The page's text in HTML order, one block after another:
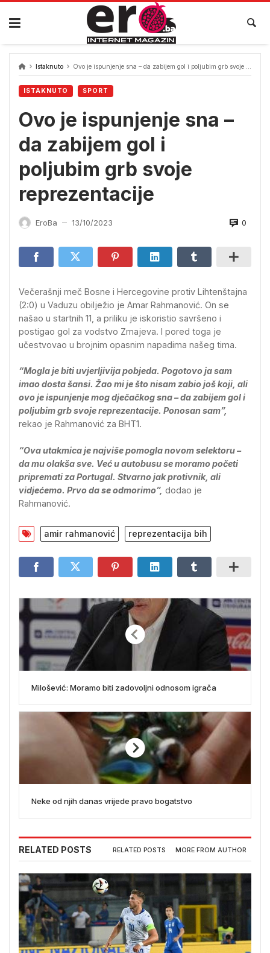
Skip
content
Istaknuto Ovo je ispunjenje sna – da zabijem gol i poljubim grb svoje reprezentacije
ISTAKNUTO SPORT
Ovo je ispunjenje sna –
da zabijem gol i
poljubim grb svoje
reprezentacije
EroBa — 13/10/2023 0
Večerašnji meč Bosne i Hercegovine protiv Lihtenštajna
(2:0) u Vaduzu obilježio je Amar Rahmanović. On se
našao u startnih 11, a priliku je iskoristio savršeno i
postigao gol za vodstvo Zmajeva. I pored toga je
učestvovao u brojnim opasnim napadima našeg tima.
“Mogla je biti uvjerljivija pobjeda. Pogotovo ja sam
imao dosta šansi. Žao mi je što nisam zabio još koji, ali
ovo je ispunjenje mog dječačkog sna – da zabijem gol i
poljubim grb svoje reprezentacije. Ponosan sam”,
rekao je Rahmanović za BHT1.
“Ova utakmica je najviše pomogla novom selektoru –
da mu olakša sve. Već u autobusu se moramo početi
pripremati za Portugal. Stvarno jak protivnik, ali
vidjećemo. Prvo da se odmorimo”, dodao je
Rahmanović.
amir rahmanović reprezentacija bih
Milošević: Moramo biti zadovoljni odnosom igrača
Neke od njih danas vrijede pravo bogatstvo
RELATED POSTS RELATED POSTS MORE FROM AUTHOR